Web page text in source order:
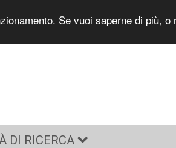
Se vuoi saperne di più,
DI RICERCA